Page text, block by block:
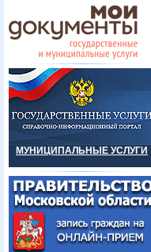
МУНИЦИПАЛЬНЫЕ УСЛУГИ